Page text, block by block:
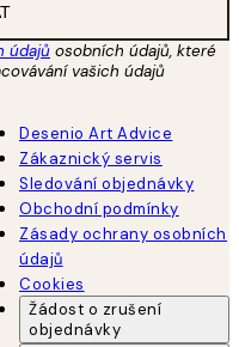
údajů osobních údajů, které
vašich údajů
Desenio Art Advice
Zákaznický servis
Sledování objednávky
Obchodní podmínky
Zásady ochrany osobních
údajů
Cookies
Žádost o zrušení
objednávky